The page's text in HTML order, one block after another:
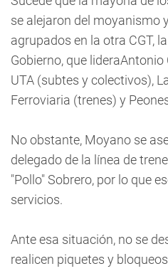
se alejaron del moyanismo
agrupados en la otra CGT,
Gobierno, que
UTA (subtes y colectivos),
Ferroviaria (trenes) y
No obstante, Moyano se
delegado de la línea de
"Pollo" Sobrero, por lo que
servicios.
Ante esa situación, no se
realicen piquetes y